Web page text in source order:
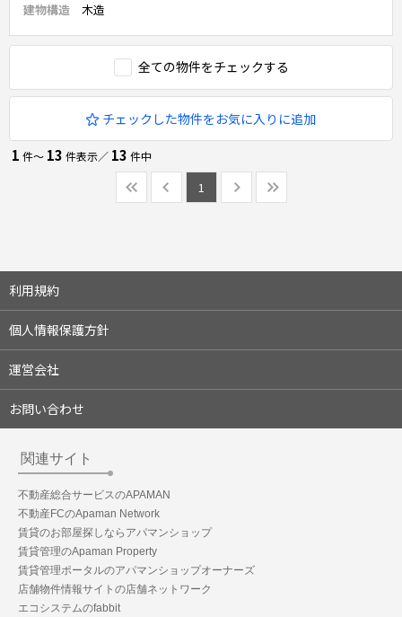
建物構造 木造
全ての物件をチェックする
チェックした物件をお気に入りに追加
1 件〜 13 件表示／ 13 件中
1
利用規約
個人情報保護方針
運営会社
お問い合わせ
関連サイト
不動産総合サービスのAPAMAN
不動産FCのApaman Network
賃貸のお部屋探しならアパマンショップ
賃貸管理のApaman Property
賃貸管理ポータルのアパマンショップオーナーズ
店舗物件情報サイトの店舗ネットワーク
エコシステムのfabbit